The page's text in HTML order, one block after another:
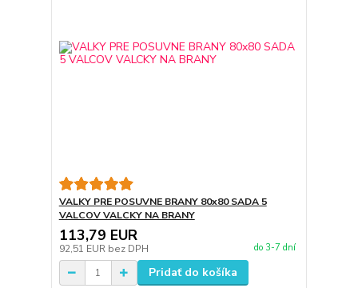
VALKY PRE POSUVNE BRANY 80x80 SADA 5
VALCOV VALCKY NA BRANY
113,79 EUR
92,51 EUR bez DPH do 3-7 dní
Pridať do košíka